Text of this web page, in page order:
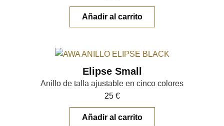
Añadir al carrito
Elipse Small
Anillo de talla ajustable en cinco colores
25 €
Añadir al carrito